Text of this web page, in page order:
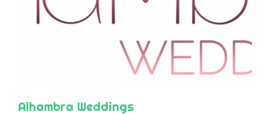
Alhambra Weddings